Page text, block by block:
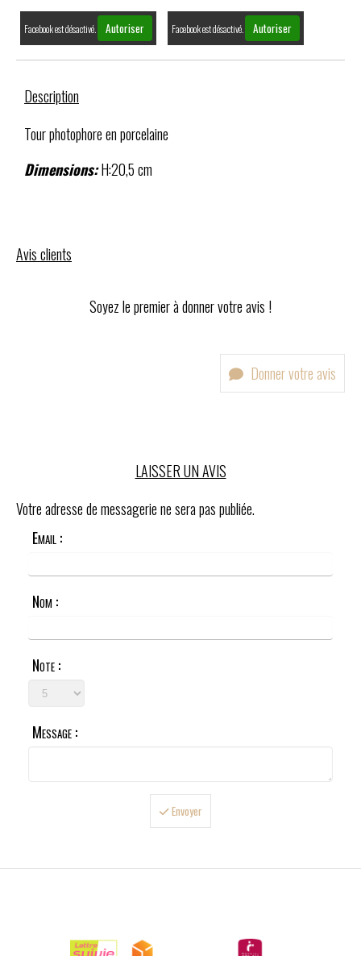
Facebook est désactivé. Autoriser Facebook est désactivé. Autoriser
Description
Tour photophore en porcelaine
Dimensions:H:20,5 cm
Avis clients
Soyez le premier à donner votre avis !
Donner votre avis
LAISSER UN AVIS
Votre adresse de messagerie ne sera pas publiée.
Email :
Nom :
Note :
Message :
Envoyer